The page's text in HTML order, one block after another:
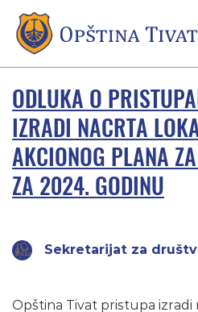
ODLUKA O
IZRADI NACRTA
AKCIONOG PLANA
ZA 2024. GODINU
Sekretarijat za
Opština Tivat pristupa izradi